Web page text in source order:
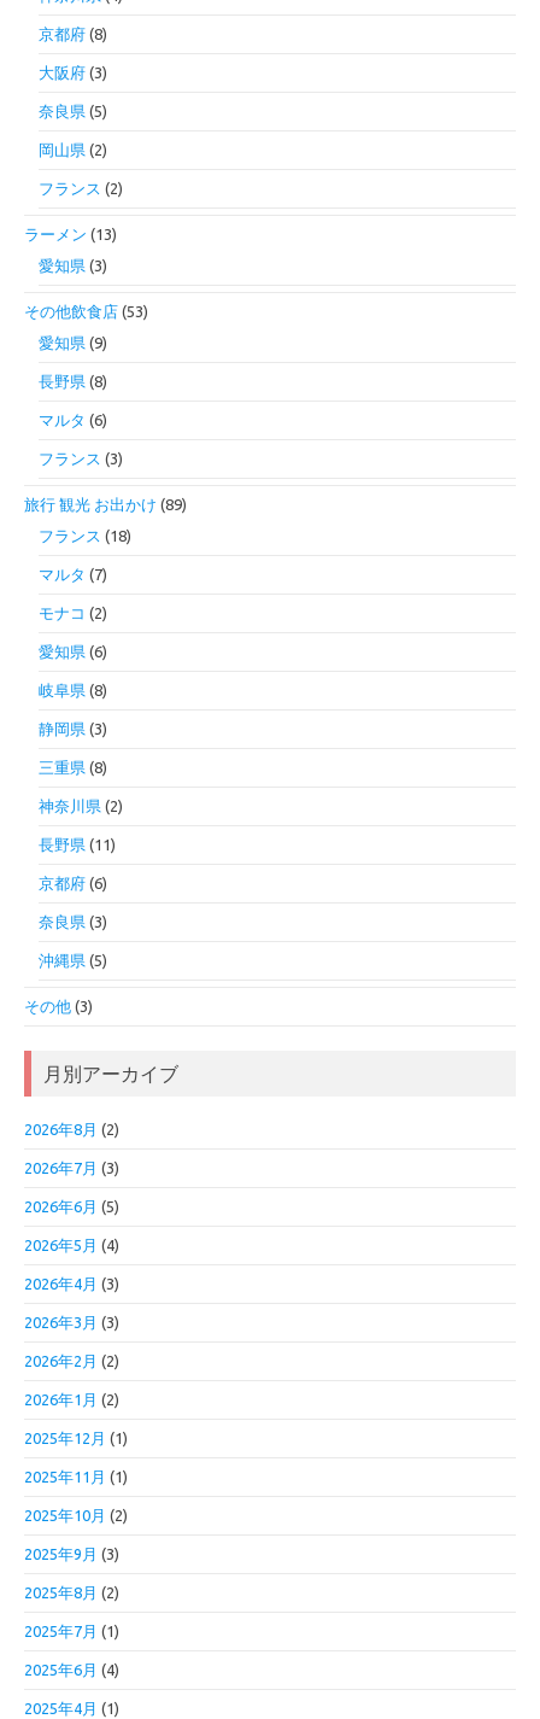
京都府 (8)
大阪府 (3)
奈良県 (5)
岡山県 (2)
フランス (2)
ラーメン (13)
愛知県 (3)
その他飲食店 (53)
愛知県 (9)
長野県 (8)
マルタ (6)
フランス (3)
旅行 観光 お出かけ (89)
フランス (18)
マルタ (7)
モナコ (2)
愛知県 (6)
岐阜県 (8)
静岡県 (3)
三重県 (8)
神奈川県 (2)
長野県 (11)
京都府 (6)
奈良県 (3)
沖縄県 (5)
その他 (3)
月別アーカイブ
2026年8月 (2)
2026年7月 (3)
2026年6月 (5)
2026年5月 (4)
2026年4月 (3)
2026年3月 (3)
2026年2月 (2)
2026年1月 (2)
2025年12月 (1)
2025年11月 (1)
2025年10月 (2)
2025年9月 (3)
2025年8月 (2)
2025年7月 (1)
2025年6月 (4)
2025年4月 (1)